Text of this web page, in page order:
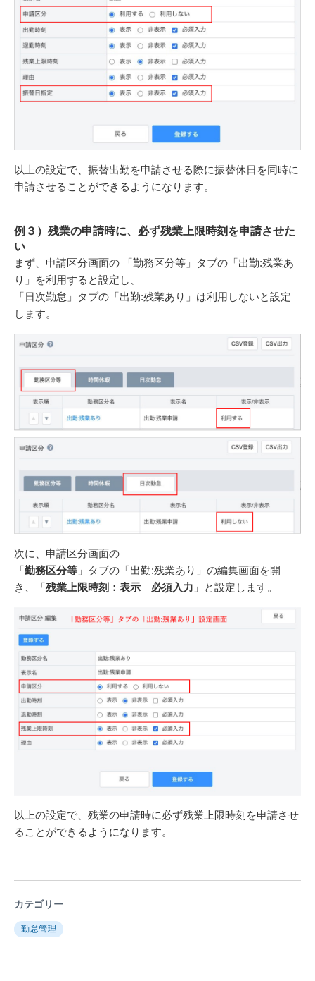
以上の設定で、振替出勤を申請させる際に振替休日を同時に
申請させることができるようになります。
例３）残業の申請時に、必ず残業上限時刻を申請させた
い
まず、申請区分画面の 「勤務区分等」タブの「出勤:残業あ
り」を利用すると設定し、
「日次勤怠」タブの「出勤:残業あり」は利用しないと設定
します。
次に、申請区分画面の
「 勤務区分等 」タブの「出勤:残業あり」の編集画面を開
き、「 残業上限時刻：表示 必須入力 」と設定します。
以上の設定で、残業の申請時に必ず残業上限時刻を申請させ
ることができるようになります。
カテゴリー
勤怠管理